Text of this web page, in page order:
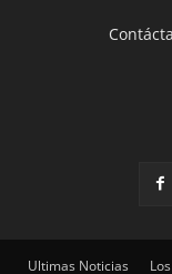
Ultimas Noticias